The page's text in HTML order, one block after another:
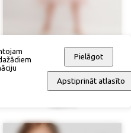
Svētku kleita
Pielāgot
Apstiprināt atlasīto